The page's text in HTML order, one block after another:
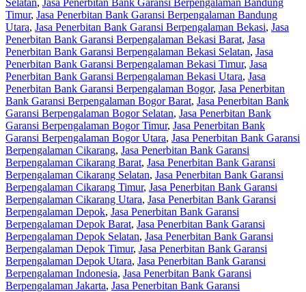
Selatan, Jasa Penerbitan Bank Garansi Berpengalaman Bandung
Timur, Jasa Penerbitan Bank Garansi Berpengalaman Bandung
Utara, Jasa Penerbitan Bank Garansi Berpengalaman Bekasi, Jasa
Penerbitan Bank Garansi Berpengalaman Bekasi Barat, Jasa
Penerbitan Bank Garansi Berpengalaman Bekasi Selatan, Jasa
Penerbitan Bank Garansi Berpengalaman Bekasi Timur, Jasa
Penerbitan Bank Garansi Berpengalaman Bekasi Utara, Jasa
Penerbitan Bank Garansi Berpengalaman Bogor, Jasa Penerbitan
Bank Garansi Berpengalaman Bogor Barat, Jasa Penerbitan Bank
Garansi Berpengalaman Bogor Selatan, Jasa Penerbitan Bank
Garansi Berpengalaman Bogor Timur, Jasa Penerbitan Bank
Garansi Berpengalaman Bogor Utara, Jasa Penerbitan Bank Garansi
Berpengalaman Cikarang, Jasa Penerbitan Bank Garansi
Berpengalaman Cikarang Barat, Jasa Penerbitan Bank Garansi
Berpengalaman Cikarang Selatan, Jasa Penerbitan Bank Garansi
Berpengalaman Cikarang Timur, Jasa Penerbitan Bank Garansi
Berpengalaman Cikarang Utara, Jasa Penerbitan Bank Garansi
Berpengalaman Depok, Jasa Penerbitan Bank Garansi
Berpengalaman Depok Barat, Jasa Penerbitan Bank Garansi
Berpengalaman Depok Selatan, Jasa Penerbitan Bank Garansi
Berpengalaman Depok Timur, Jasa Penerbitan Bank Garansi
Berpengalaman Depok Utara, Jasa Penerbitan Bank Garansi
Berpengalaman Indonesia, Jasa Penerbitan Bank Garansi
Berpengalaman Jakarta, Jasa Penerbitan Bank Garansi